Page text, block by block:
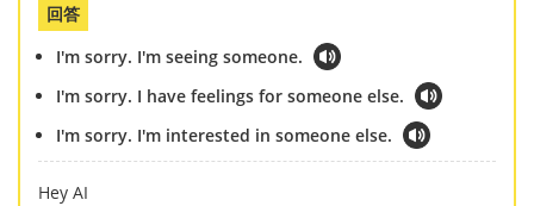
回答
I'm sorry. I'm seeing someone.
I'm sorry. I have feelings for someone else.
I'm sorry. I'm interested in someone else.
Hey AI